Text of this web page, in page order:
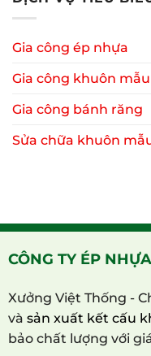
Gia công ép nhựa
Gia công khuôn mẫu
Gia công bánh răng
Sửa chữa khuôn
CÔNG TY ÉP
Xưởng Việt Thống -
và sản xuất kết cấu
bảo chất lượng với